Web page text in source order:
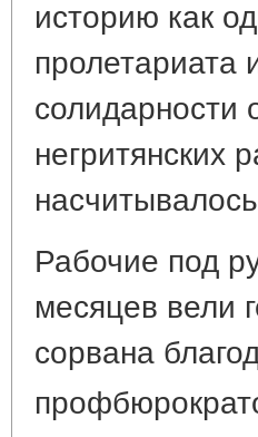
историю как
пролетариата
солидарности
негритянских
Рабочие под
месяцев вели
сорвана